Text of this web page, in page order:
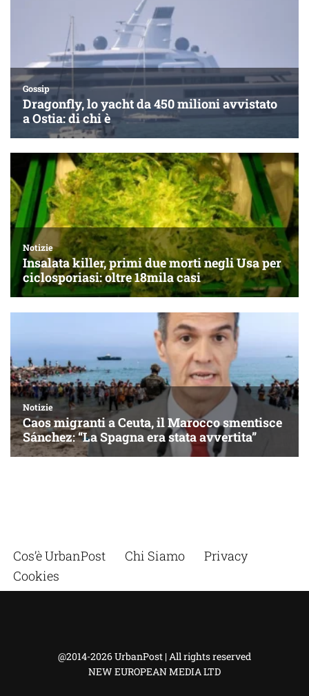
Cos’è UrbanPost Chi Siamo
Privacy
Cookies
@2014-2026 UrbanPost | All rights reserved
NEW EUROPEAN MEDIA LTD